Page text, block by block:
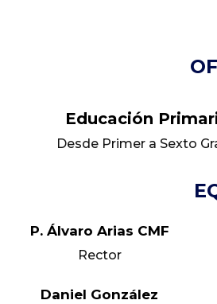
Educación
Desde Primer a Sexto
P. Álvaro Arias CMF
Rector
Daniel González